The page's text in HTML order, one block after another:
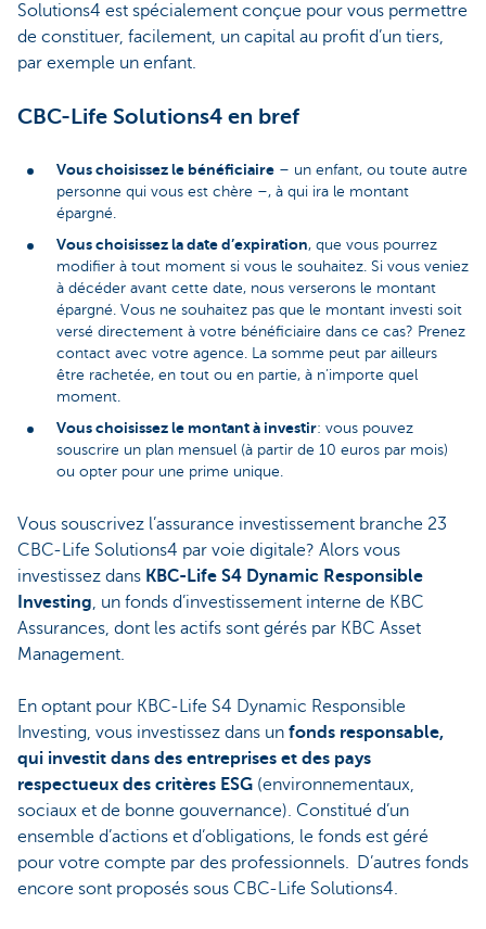
Solutions4 est spécialement conçue pour vous permettre
de constituer, facilement, un capital au profit d’un tiers,
par exemple un enfant.
CBC-Life Solutions4 en bref
Vous choisissez le bénéficiaire – un enfant, ou toute autre
personne qui vous est chère –, à qui ira le montant
épargné.
Vous choisissez la date d’expiration, que vous pourrez
modifier à tout moment si vous le souhaitez. Si vous veniez
à décéder avant cette date, nous verserons le montant
épargné. Vous ne souhaitez pas que le montant investi soit
versé directement à votre bénéficiaire dans ce cas? Prenez
contact avec votre agence. La somme peut par ailleurs
être rachetée, en tout ou en partie, à n’importe quel
moment.
Vous choisissez le montant à investir: vous pouvez
souscrire un plan mensuel (à partir de 10 euros par mois)
ou opter pour une prime unique.
Vous souscrivez l’assurance investissement branche 23
CBC-Life Solutions4 par voie digitale? Alors vous
investissez dans KBC-Life S4 Dynamic Responsible
Investing, un fonds d’investissement interne de KBC
Assurances, dont les actifs sont gérés par KBC Asset
Management.
En optant pour KBC-Life S4 Dynamic Responsible
Investing, vous investissez dans un fonds responsable,
qui investit dans des entreprises et des pays
respectueux des critères ESG (environnementaux,
sociaux et de bonne gouvernance). Constitué d’un
ensemble d’actions et d’obligations, le fonds est géré
pour votre compte par des professionnels. D’autres fonds
encore sont proposés sous CBC-Life Solutions4.